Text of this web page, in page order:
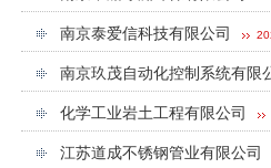
南京泰爱信科技有限公司
南京玖茂自动化控制系统有限
化学工业岩土工程有限公司
江苏道成不锈钢管业有限公司